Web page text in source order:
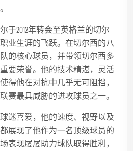
于2012年转会至英格兰的切尔
业生涯的飞跃。在切尔西的八
的核心球员，并带领切尔西多
要荣誉。他的技术精湛，灵活
得他在对抗中几乎无可阻挡，
赛最具威胁的进攻球员之一。
迷喜爱，他的速度、视野以及
展现了他作为一名顶级球员的
表现屡屡助力球队取得胜利，